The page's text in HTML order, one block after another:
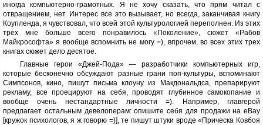
иногда компьютерно-грамотных. Я не хочу сказать, что прям читал с
отвращением, нет. Интерес все это вызывает, но всегда, заканчивая книгу
Коупленда, я чувствовал, что всей этой культурологией переполнен. Из этих
трех мне больше всего понравилось «Поколение», сюжет «Рабов
Майкрософта» я вообще вспомнить не могу =), впрочем, во всех этих трех
книгах сюжет дело десятое.
Главные герои «Джей-Пода» — разработчики компьютерных игр,
которые бесконечно обсуждают разные грани поп-культуры, вспоминают
Симпсонов, кино, пишут письма клоуну из Макдональдса, препарируют
рекламу, все проецируют на себя, проводят глубинное самокопание и
вообще очень нестандартные личности =). Например, главгерой
предлагает остальным девелоперам: опишите себя для продажи на eBay
[кружок психологов, я ж говорю =)], те пишут штуки вроде «Прическа Ковбоя